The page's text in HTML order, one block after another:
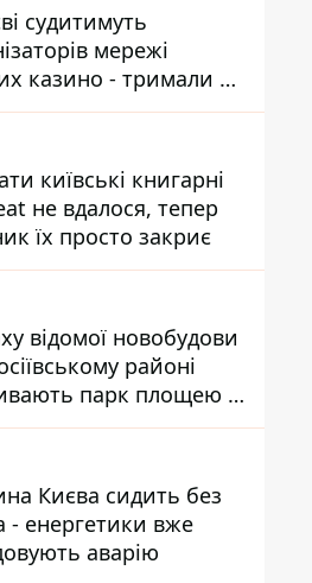
судитимуть
мережі
казино - тримали 39
київські книгарні
не вдалося, тепер
їх просто закриє
відомої новобудови
районі
парк площею в
Києва сидить без
- енергетики вже
аварію